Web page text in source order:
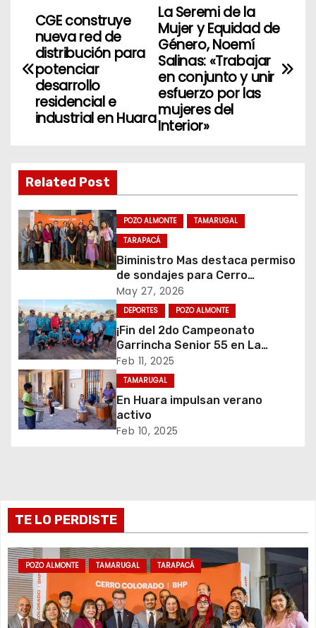
N
v
a
c
i
ó
d
e
e
n
t
d
a
s
La Seremi de la
Mujer y Equidad de
Género, Noemí
Salinas: «Trabajar
en conjunto y unir
esfuerzo por las
mujeres del
Interior»
CGE construye
nueva red de
distribución para
potenciar
desarrollo
residencial e
industrial en Huara
Related Post
POZO ALMONTE
TAMARUGAL
TARAPACÁ
Biministro Mas destaca permiso
de sondajes para Cerro
Colorado
May 27, 2026
DEPORTES POZO ALMONTE
¡Fin del 2do Campeonato
Garrincha Senior 55 en La
Tirana!
Feb 11, 2025
TAMARUGAL
En Huara impulsan verano
activo
Feb 10, 2025
TE LO PERDISTE
POZO ALMONTE TAMARUGAL TARAPACÁ